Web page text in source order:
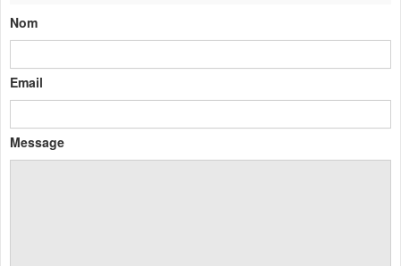
Nom
Email
Message